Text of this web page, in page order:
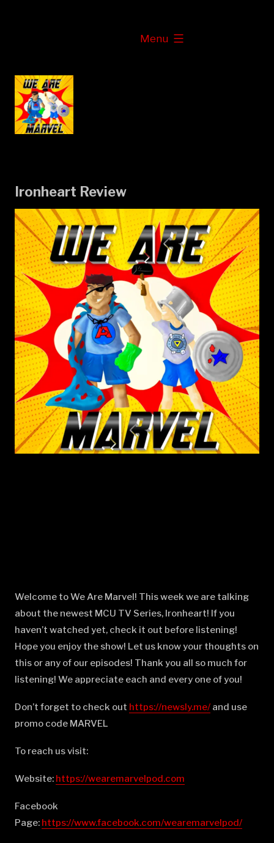
Menu
expanded
Ironheart Review
Welcome to We Are Marvel! This week we are talking
about the newest MCU TV Series, Ironheart! If you
haven’t watched yet, check it out before listening!
Hope you enjoy the show! Let us know your thoughts on
this or any of our episodes! Thank you all so much for
listening! We appreciate each and every one of you!
Don’t forget to check out ⁠⁠⁠⁠⁠⁠⁠⁠⁠⁠⁠⁠⁠⁠⁠⁠⁠⁠⁠⁠⁠⁠⁠⁠⁠⁠⁠⁠⁠⁠⁠⁠⁠⁠⁠⁠⁠⁠⁠⁠⁠⁠⁠⁠⁠⁠⁠⁠⁠https://newsly.me/⁠⁠⁠⁠⁠⁠⁠⁠⁠⁠⁠⁠⁠⁠⁠⁠⁠⁠⁠⁠⁠⁠⁠⁠⁠⁠⁠⁠⁠⁠⁠⁠⁠⁠⁠⁠⁠⁠⁠⁠⁠⁠⁠⁠⁠⁠⁠⁠⁠ and use
promo code MARVEL
To reach us visit:
Website: ⁠⁠⁠⁠⁠⁠⁠⁠⁠⁠⁠⁠⁠⁠⁠⁠⁠⁠⁠⁠⁠⁠⁠⁠⁠⁠⁠⁠⁠⁠⁠⁠⁠⁠⁠⁠⁠⁠⁠⁠⁠⁠⁠⁠⁠⁠⁠⁠⁠https://wearemarvelpod.com⁠⁠⁠⁠⁠⁠⁠⁠⁠⁠⁠⁠⁠⁠⁠⁠⁠⁠⁠⁠⁠⁠⁠⁠⁠⁠⁠⁠⁠⁠⁠⁠⁠⁠⁠⁠⁠⁠⁠⁠⁠⁠⁠⁠⁠⁠⁠⁠⁠
Facebook
Page: ⁠⁠⁠⁠⁠⁠⁠⁠⁠⁠⁠⁠⁠⁠⁠⁠⁠⁠⁠⁠⁠⁠⁠⁠⁠⁠⁠⁠⁠⁠⁠⁠⁠⁠⁠⁠⁠⁠⁠⁠⁠⁠⁠⁠⁠⁠⁠⁠⁠https://www.facebook.com/wearemarvelpod/⁠⁠⁠⁠⁠⁠⁠⁠⁠⁠⁠⁠⁠⁠⁠⁠⁠⁠⁠⁠⁠⁠⁠⁠⁠⁠⁠⁠⁠⁠⁠⁠⁠⁠⁠⁠⁠⁠⁠⁠⁠⁠⁠⁠⁠⁠⁠⁠⁠